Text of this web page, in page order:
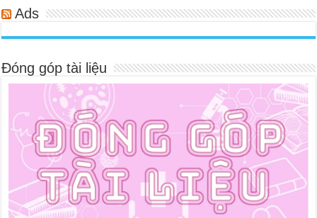
Ads
Đóng góp tài liệu